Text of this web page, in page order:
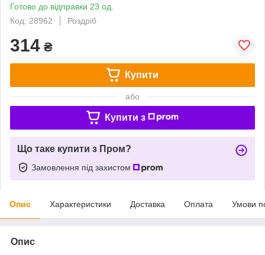
Готово до відправки 23 од.
Код: 28962
Роздріб
314 ₴
Купити
або
Купити з
Що таке купити з Пром?
Замовлення під захистом
Опис Характеристики Доставка Оплата Умови
Опис